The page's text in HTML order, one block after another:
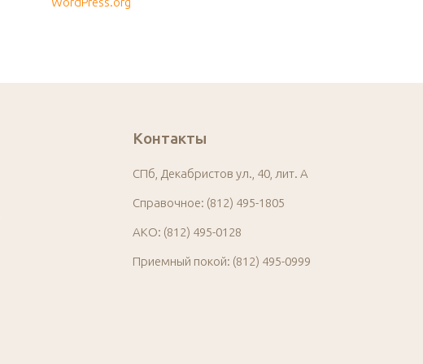
Контакты
СПб, Декабристов ул., 40, лит. А
Справочное: (812) 495-1805
АКО: (812) 495-0128
Приемный покой: (812) 495-0999